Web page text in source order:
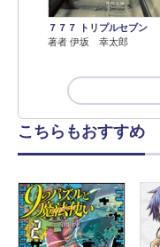
７７７ トリプルセブン
著者 伊坂 幸太郎
こちらもおすすめ